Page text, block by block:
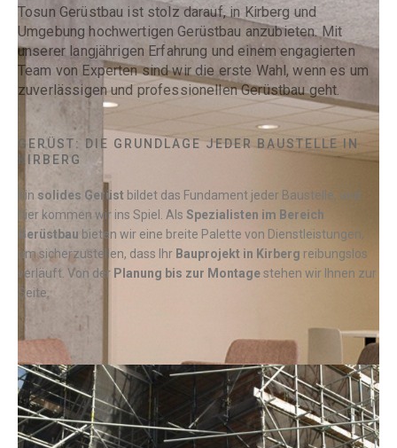
Tosun Gerüstbau ist stolz darauf, in Kirberg und
Umgebung hochwertigen Gerüstbau anzubieten. Mit
unserer langjährigen Erfahrung und einem engagierten
Team von Experten sind wir die erste Wahl, wenn es um
zuverlässigen und professionellen Gerüstbau geht.
GERÜST: DIE GRUNDLAGE JEDER BAUSTELLE IN
KIRBERG
Ein solides Gerüst bildet das Fundament jeder Baustelle, und
hier kommen wir ins Spiel. Als Spezialisten im Bereich
Gerüstbau bieten wir eine breite Palette von Dienstleistungen,
um sicherzustellen, dass Ihr Bauprojekt in Kirberg reibungslos
verläuft. Von der Planung bis zur Montagestehen wir Ihnen zur
Seite.